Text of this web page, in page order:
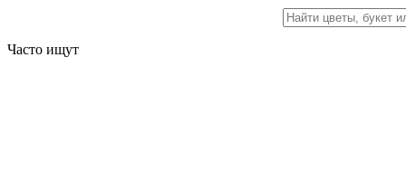
Часто ищут